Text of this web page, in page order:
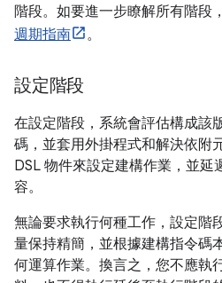
階段。如要進一步瞭解所有階段
週期指南
。
設定階段
在設定階段，系統會評估構成該
碼，並套用外掛程式和解決依附
DSL 物件來設定建構作業，並延
容。
無論要求執行何種工作，設定階
量保持精簡，並根據建構指令碼
何運算作業。換言之，您不應執